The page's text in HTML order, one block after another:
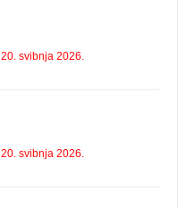
20. svibnja 2026.
20. svibnja 2026.